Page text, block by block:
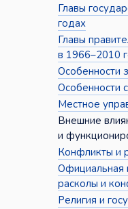
Главы
годах
Главы
в 1966–2010
Особенности
Особенности
Местное
Внешние
и
Конфликты и
Официальная
расколы и
Религия и